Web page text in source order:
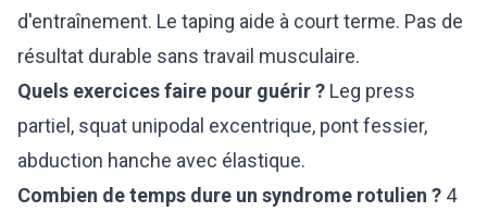
d'entraînement. Le taping aide à court terme. Pas de
résultat durable sans travail musculaire.
Quels exercices faire pour guérir ? Leg press
partiel, squat unipodal excentrique, pont fessier,
abduction hanche avec élastique.
Combien de temps dure un syndrome rotulien ? 4